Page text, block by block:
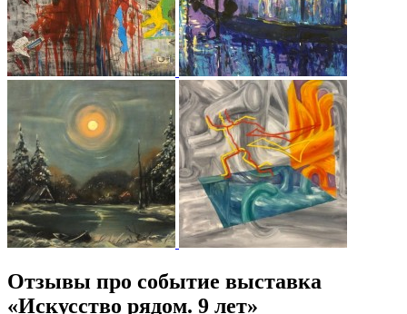
Отзывы про событие выставка
«Искусство рядом. 9 лет»